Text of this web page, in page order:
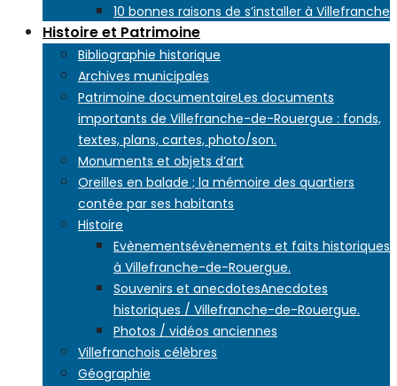
10 bonnes raisons de s’installer à Villefranche
Histoire et Patrimoine
Bibliographie historique
Archives municipales
Patrimoine documentaireLes documents
importants de Villefranche-de-Rouergue : fonds,
textes, plans, cartes, photo/son.
Monuments et objets d’art
Oreilles en balade ; la mémoire des quartiers
contée par ses habitants
Histoire
Evènementsévènements et faits historiques
à Villefranche-de-Rouergue.
Souvenirs et anecdotesAnecdotes
historiques / Villefranche-de-Rouergue.
Photos / vidéos anciennes
Villefranchois célèbres
Géographie